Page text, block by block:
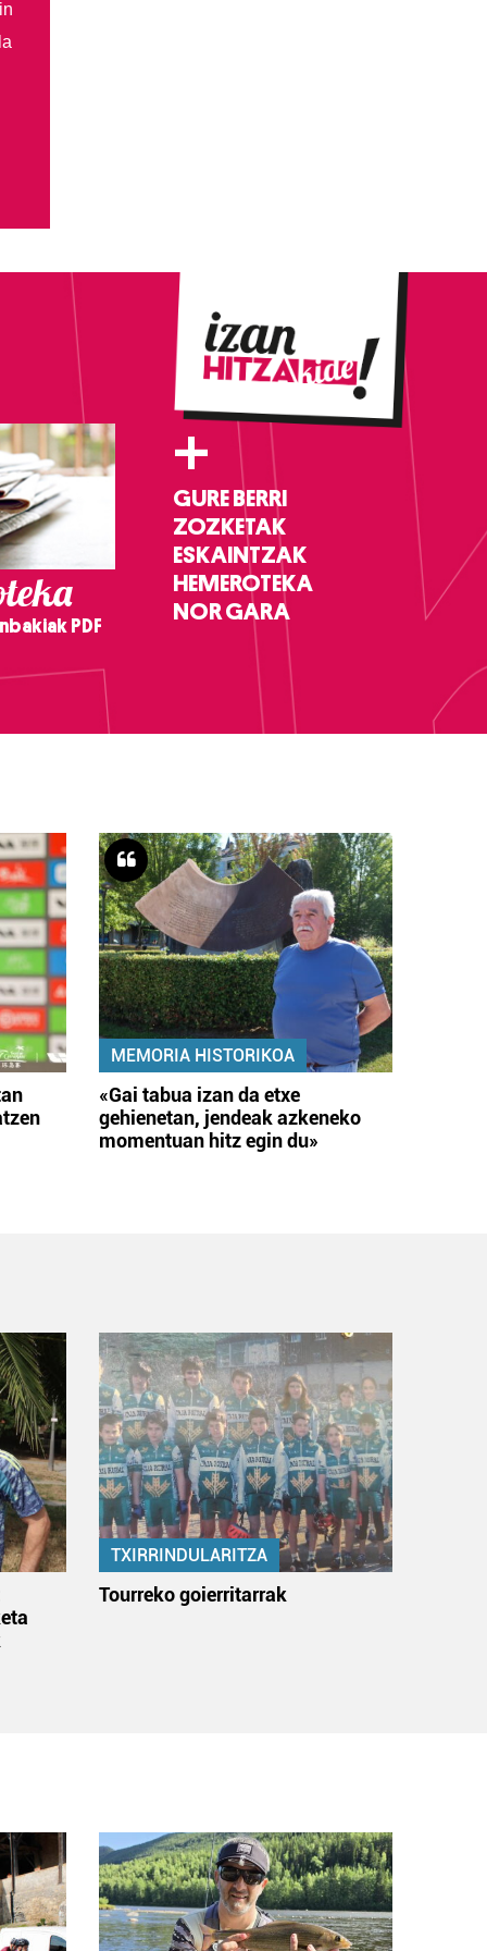
PDF
+
GURE BERRI
ZOZKETAK
ESKAINTZAK
HEMEROTEKA
NOR GARA
MEMORIA HISTORIKOA
«Gai tabua izan da etxe
gehienetan, jendeak azkeneko
momentuan hitz egin du»
TXIRRINDULARITZA
Tourreko goierritarrak